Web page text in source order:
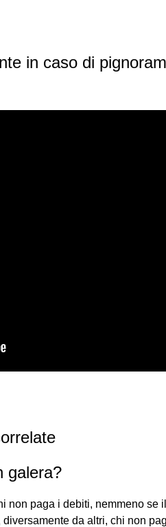
in caso di
galera?
non paga i debiti, nemmeno se
da altri, chi non